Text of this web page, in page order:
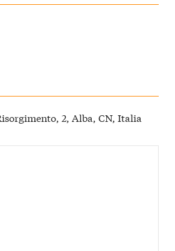
2, Alba, CN, Italia